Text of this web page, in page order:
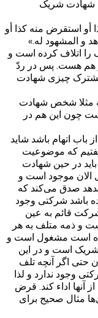
شهادت شریک
أو استقرض منه كذا أو
و المشهود له.»
را اتلاف کرده است و
هم هست. پس در ردّ
چیزی شهادت
مثلا شخص شهادت
چون این هم در
اتهام باشد شاید
که موضوعیت
در حین شهادت
موجود است و
صدق می‌کند که
باشد شرکتی وجود
قائم به عین
و ذمه متلف به هر
است مشغول است و
است و در این
حتی اگر آنچه تلف
وجود ندارد و لذا
اداء کند. قرض
مثال صحیح برای